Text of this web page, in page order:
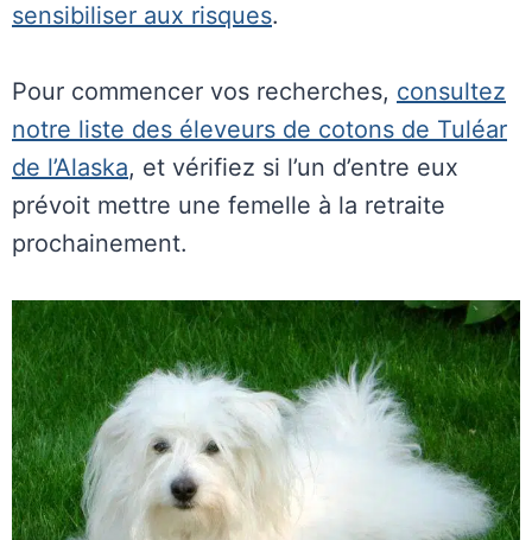
sensibiliser aux risques.
Pour commencer vos recherches, consultez
notre liste des éleveurs de cotons de Tuléar
de l’Alaska, et vérifiez si l’un d’entre eux
prévoit mettre une femelle à la retraite
prochainement.